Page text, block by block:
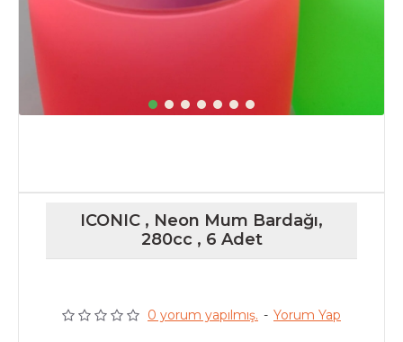
ICONIC , Neon Mum Bardağı,
280cc , 6 Adet
0 yorum yapılmış. - Yorum Yap